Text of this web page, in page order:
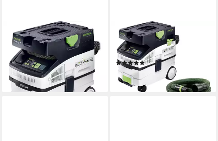
FESTOOL
Industriesauger Festool CTM
MIDI I AC Absaugmobil
1.014,25 €
lieferbar - in 3-4 Werktagen bei dir
FESTOOL
Industriesauger CTL MIDI I
Absaugmobil 578309
(1)
732,83 €
lieferbar - in 3-4 Werktagen bei dir